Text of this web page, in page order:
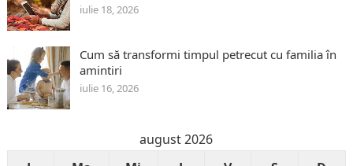
iulie 18, 2026
Cum să transformi timpul petrecut cu familia în
amintiri
iulie 16, 2026
august 2026